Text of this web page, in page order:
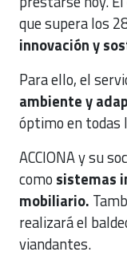
que supera los
innovación y
Para ello, el
ambiente y
óptimo en todas
ACCIONA y su
como sistemas
mobiliario.
realizará el
viandantes.